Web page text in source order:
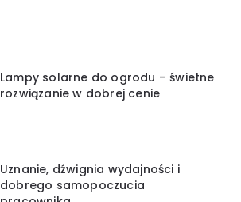
Lampy solarne do ogrodu – świetne
rozwiązanie w dobrej cenie
Uznanie, dźwignia wydajności i
dobrego samopoczucia